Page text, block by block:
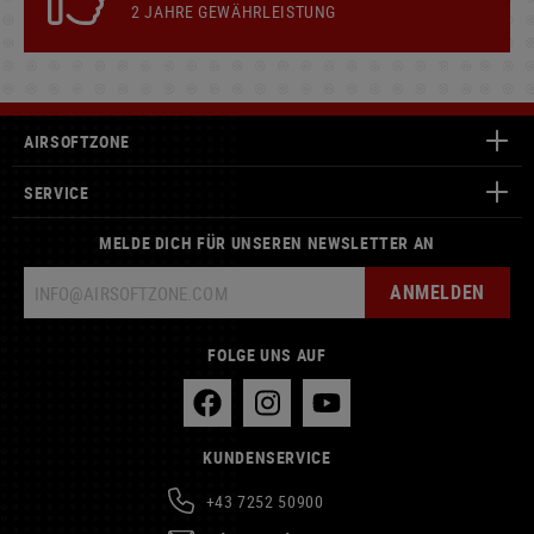
2 JAHRE GEWÄHRLEISTUNG
AIRSOFTZONE
SERVICE
MELDE DICH FÜR UNSEREN NEWSLETTER AN
ANMELDEN
FOLGE UNS AUF
KUNDENSERVICE
+43 7252 50900